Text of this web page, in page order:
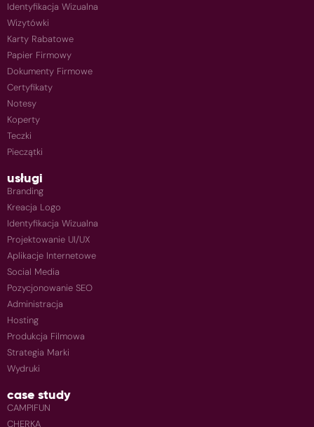
Identyfikacja Wizualna
Wizytówki
Karty Rabatowe
Papier Firmowy
Dokumenty Firmowe
Certyfikaty
Notesy
Koperty
Teczki
Pieczątki
usługi
Branding
Kreacja Logo
Identyfikacja Wizualna
Projektowanie UI/UX
Aplikacje Internetowe
Social Media
Pozycjonowanie SEO
Administracja
Hosting
Produkcja Filmowa
Strategia Marki
Wydruki
case study
CAMPIFUN
CHERKA